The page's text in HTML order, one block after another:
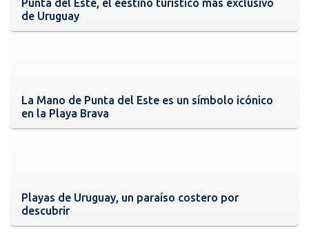
Punta del Este, el eestino turístico más exclusivo
de Uruguay
La Mano de Punta del Este es un símbolo icónico
en la Playa Brava
Playas de Uruguay, un paraíso costero por
descubrir